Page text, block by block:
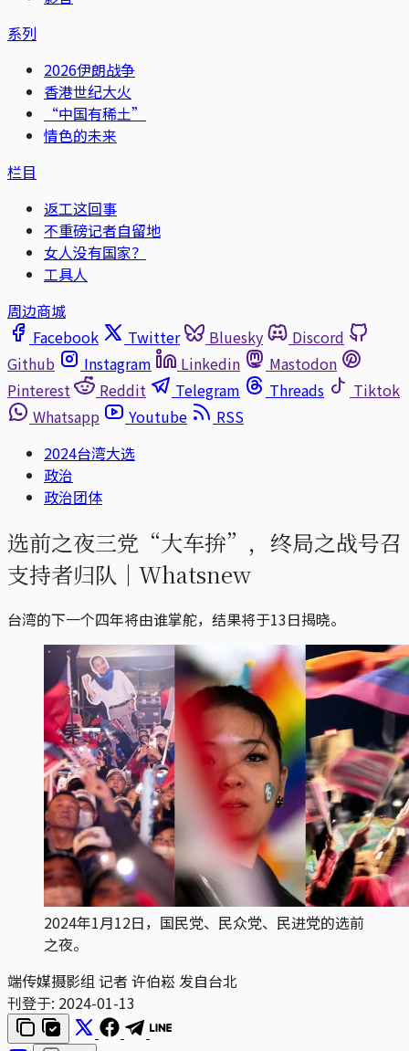
系列
2026伊朗战争
香港世纪大火
“中国有稀土”
情色的未来
栏目
返工这回事
不重磅记者自留地
女人没有国家？
工具人
周边商城
Facebook
Twitter Bluesky
Discord
Github
Instagram Linkedin
Mastodon
Pinterest
Reddit Telegram Threads
Tiktok
Whatsapp
Youtube
RSS
2024台湾大选
政治
政治团体
选前之夜三党“大车拚”，终局之战号召
支持者归队｜Whatsnew
台湾的下一个四年将由谁掌舵，结果将于13日揭晓。
2024年1月12日，国民党、民众党、民进党的选前
之夜。
端传媒摄影组 记者 许伯崧 发自台北
刊登于: 2024-01-13